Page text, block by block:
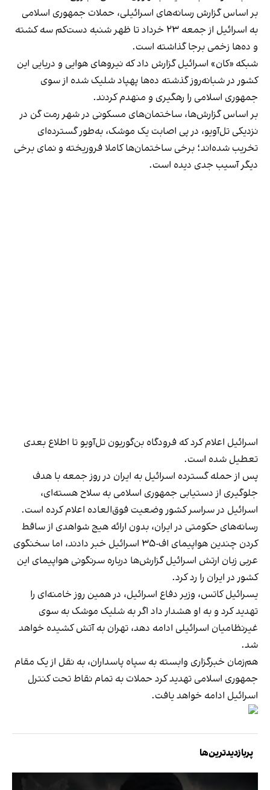
بر اساس گزارش رسانه‌های اسرائیلی، حملات جمهوری اسلامی
به اسرائیل از جمعه ۲۳ خرداد تا ظهر شنبه دست‌کم سه کشته
و ده‌ها زخمی برجا گذاشته است.
شبکه «کان» اسرائیل گزارش داد که نیروهای هوایی و دریایی این
کشور در شبانه‌روز گذشته ده‌ها پهپاد شلیک شده از سوی
جمهوری اسلامی را رهگیری و منهدم کردند.
بر اساس گزارش‌ها، ساختمان‌های مسکونی در شهر رمت گن در
نزدیکی تل‌آویو، در پی اصابت یک موشک، به‌طور گسترده‌ای
تخریب شده‌اند؛ برخی ساختمان‌ها کاملا فروریخته و نمای برخی
دیگر آسیب جدی دیده است.
اسرائیل اعلام کرد که فرودگاه بن‌گوریون تل‌آویو تا اطلاع بعدی
تعطیل شده است.
پس از حمله گسترده اسرائیل به ایران در روز جمعه با هدف
جلوگیری از دستیابی جمهوری اسلامی به سلاح هسته‌ای،
اسرائیل در سراسر کشور وضعیت فوق‌العاده اعلام کرده است.
رسانه‌های حکومتی در ایران،‌ بدون ارائه هیج شواهدی از ساقط
کردن چندین هواپیمای اف-‌۳۵ اسرائیل خبر دادند، اما سخنگوی
عربی زبان ارتش اسرائیل گزارش‌ها درباره سرنگونی هواپیمای این
کشور در ایران را رد کرد.
یسرائیل کاتس، وزیر دفاع اسرائیل، در همین روز خامنه‌ای را
تهدید کرد و به او هشدار داد اگر به شلیک موشک به سوی
غیرنظامیان اسرائیلی ادامه دهد، تهران به آتش کشیده خواهد
شد.
هم‌زمان خبرگزاری وابسته به سپاه پاسداران، به نقل از یک مقام
جمهوری اسلامی تهدید کرد حملات به تمام نقاط تحت کنترل
اسرائیل ادامه خواهد یافت.
پربازدیدترین‌ها